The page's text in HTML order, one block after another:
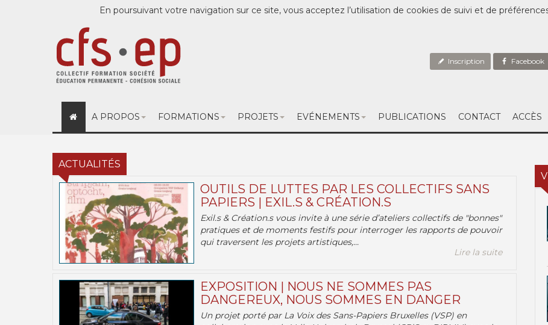
En poursuivant votre navigation sur ce site, vous acceptez l’utilisation de cookies de suivi et de
Inscription Facebook
A PROPOS FORMATIONS PROJETS EVÉNEMENTS PUBLICATIONS CONTACT ACCÈS
ACTUALITÉS
OUTILS DE LUTTES PAR LES COLLECTIFS SANS
PAPIERS | EXIL.S & CRÉATION.S
Exil.s & Création.s vous invite à une série d’ateliers collectifs de "bonnes"
pratiques et de moments festifs pour interroger les rapports de pouvoir
qui traversent les projets artistiques,...
Lire la suite
EXPOSITION | NOUS NE SOMMES PAS
DANGEREUX, NOUS SOMMES EN DANGER
Un projet porté par La Voix des Sans-Papiers Bruxelles (VSP) en